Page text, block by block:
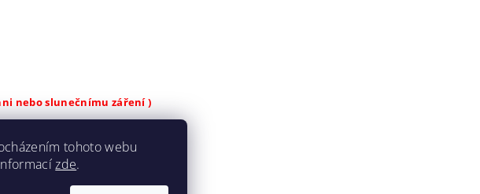
nebo slunečnímu záření )
tohoto webu
zde.